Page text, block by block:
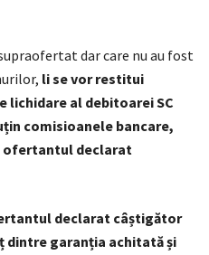
dar care nu au fost
li se vor restitui
lichidare al debitoarei SC
comisioanele bancare,
ofertantul declarat
declarat câștigător
dintre garanția achitată și